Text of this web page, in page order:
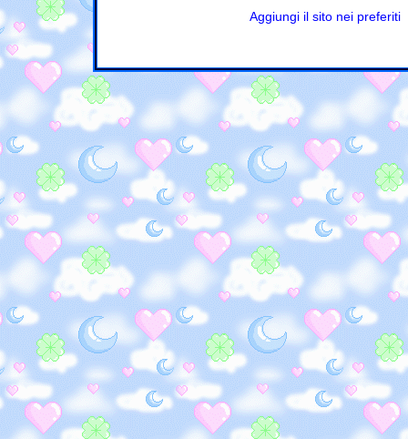
Aggiungi il sito nei preferiti